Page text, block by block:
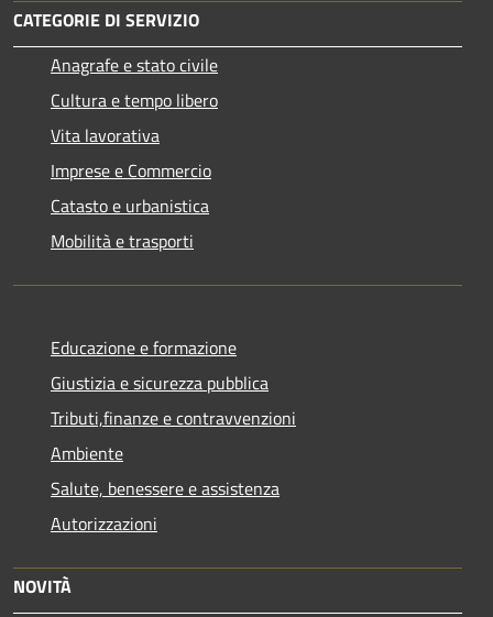
CATEGORIE DI SERVIZIO
Anagrafe e stato civile
Cultura e tempo libero
Vita lavorativa
Imprese e Commercio
Catasto e urbanistica
Mobilità e trasporti
Educazione e formazione
Giustizia e sicurezza pubblica
Tributi,finanze e contravvenzioni
Ambiente
Salute, benessere e assistenza
Autorizzazioni
NOVITÀ